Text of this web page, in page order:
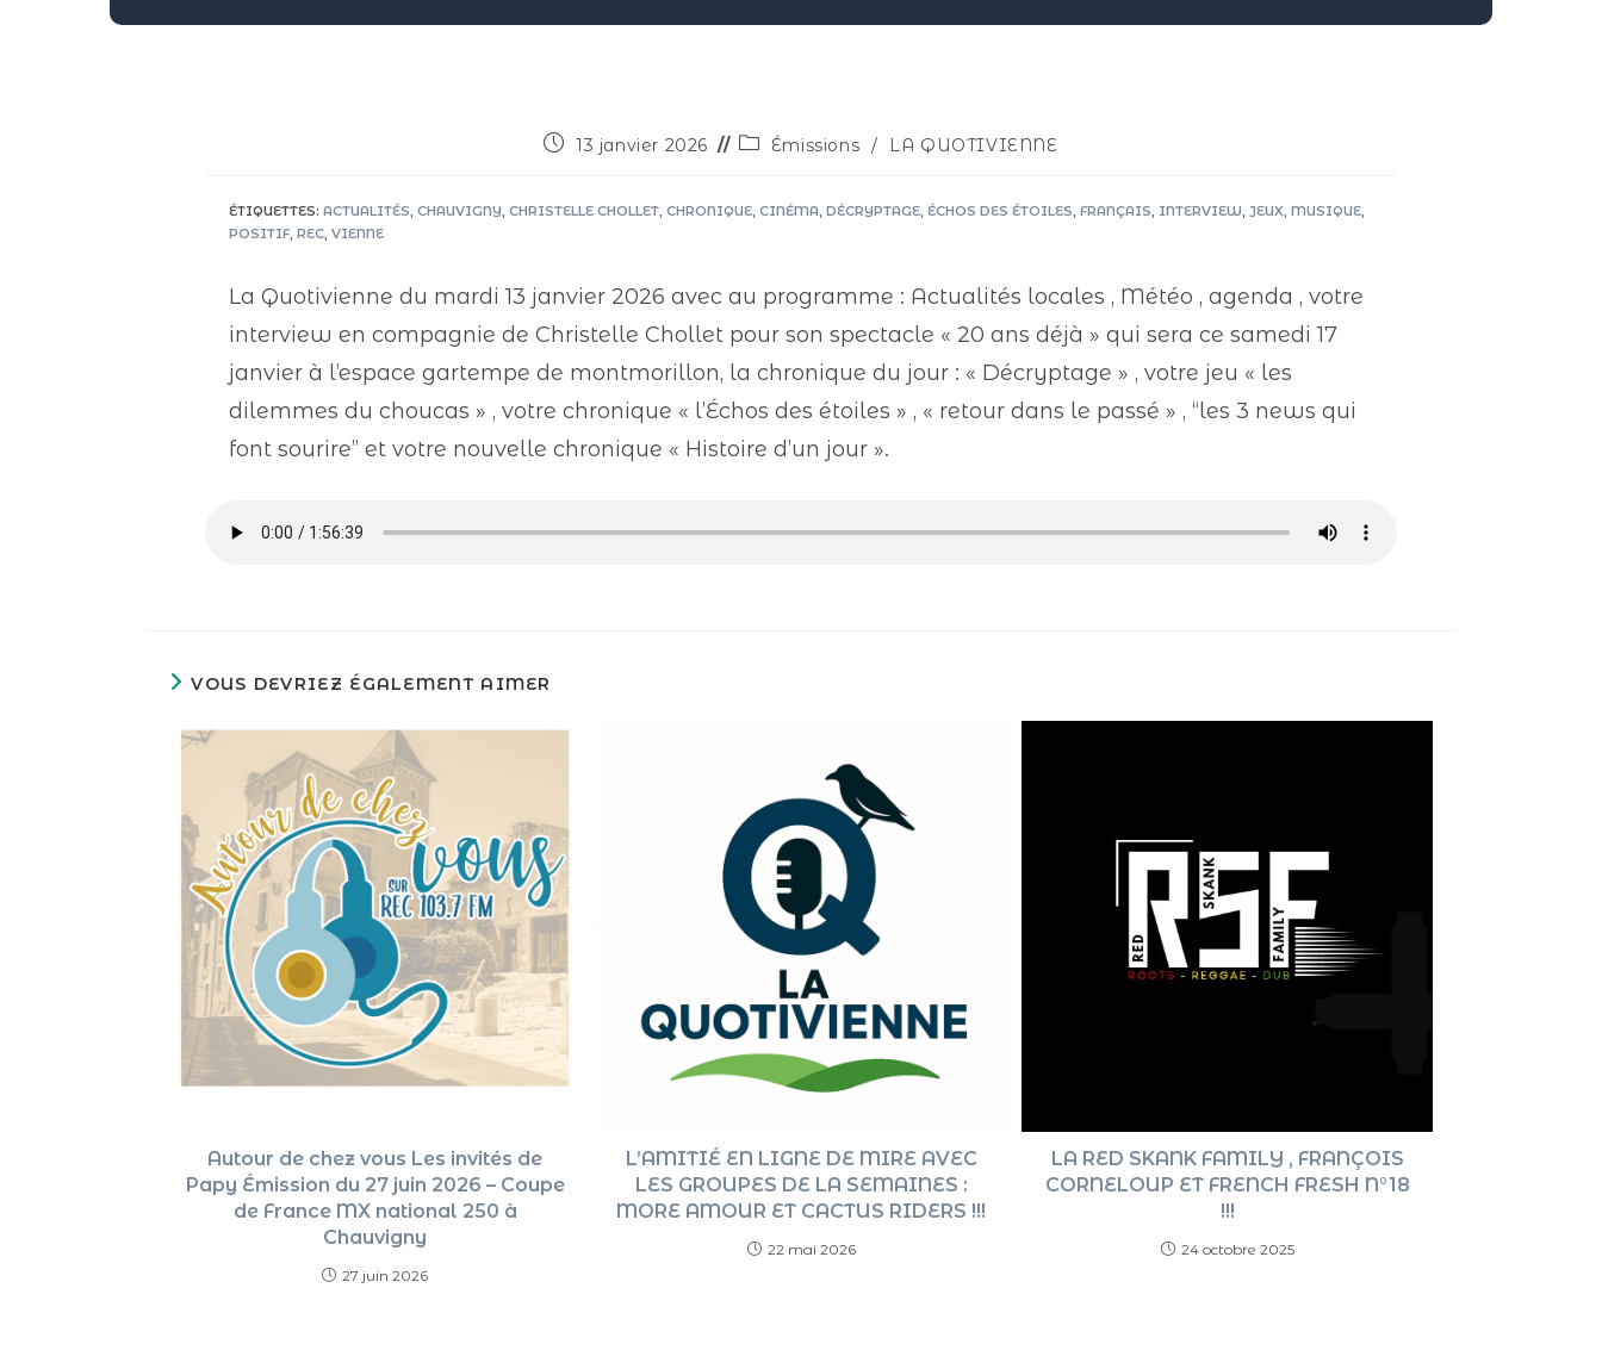
13 janvier 2026 Émissions / LA QUOTIVIENNE
ÉTIQUETTES: ACTUALITÉS, CHAUVIGNY, CHRISTELLE CHOLLET, CHRONIQUE, CINÉMA, DÉCRYPTAGE, ÉCHOS DES ÉTOILES, FRANÇAIS, INTERVIEW, JEUX, MUSIQUE,
POSITIF, REC, VIENNE
La Quotivienne du mardi 13 janvier 2026 avec au programme : Actualités locales , Météo , agenda , votre
interview en compagnie de Christelle Chollet pour son spectacle « 20 ans déjà » qui sera ce samedi 17
janvier à l’espace gartempe de montmorillon, la chronique du jour : « Décryptage » , votre jeu « les
dilemmes du choucas » , votre chronique « l’Échos des étoiles » , « retour dans le passé » , “les 3 news qui
font sourire” et votre nouvelle chronique « Histoire d’un jour ».
VOUS DEVRIEZ ÉGALEMENT AIMER
Autour de chez vous Les invités de
Papy Émission du 27 juin 2026 – Coupe
de France MX national 250 à
Chauvigny
27 juin 2026
L’AMITIÉ EN LIGNE DE MIRE AVEC
LES GROUPES DE LA SEMAINES :
MORE AMOUR ET CACTUS RIDERS !!!
22 mai 2026
LA RED SKANK FAMILY , FRANÇOIS
CORNELOUP ET FRENCH FRESH N°18
!!!
24 octobre 2025